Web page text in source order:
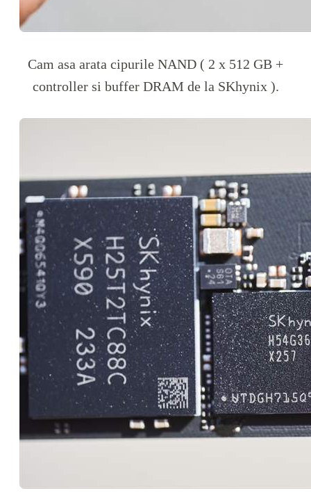
Cam asa arata cipurile NAND ( 2 x 512 GB +
controller si buffer DRAM de la SKhynix ).